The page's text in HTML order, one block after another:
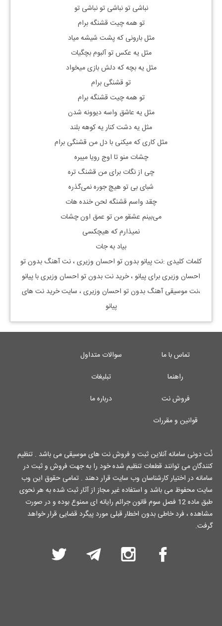
نباشی تو نباشی تو نباشی تو
تو همه چیت قشنگه برام
مثل بارونی که پشت شیشه میاد
مثل یه عکس تو آلبوم بچگیات
مثل یه بچه که دلش بازی میخواد
تو قشنگی برام
تو همه چیت قشنگه برام
مثل یه عاشق واسه دیوونه شدن
مثل یه دشت کنار یه کوهه بلند
مثل کاری که میکنی با دل من قشنگی برام
چشات منو تا اوج رویا میبره
چی از نگات برای من قشنگ تره
شبای بی تو هیچ جوره نمی‌گذره
چقد واسم قشنگه لحن خند‌ه هات
می‌بینم عشقو من تو عمق اون چشات
نمیذارم که هیچکسی
بیاد به جات
کلمات کلیدی :نت پیانوبدون تو احسان وزیری، نت آهنگ بدون تو
احسان وزیریبرای پیانو ، خرید نتبدون تو احسان وزیریبا پیانو
،نت موسیقی آهنگ بدون تو احسان وزیری، سایت خرید نت های
پیانو
تماس با ما
سوالات متداول
راهنما
تبلیغات
فروش نت
درباره ما
قوانین و مقررات
نُت دونی سامانه آنلاین ثبت و فروش نت های موسیقی می باشد . تنظیم
کنندگان می توانند قطعات تنظیم شده خود را به جهت فروش و ثبت در
سامانه در اختیار کارشناسان وب سایت قرار دهند . تمامی حقوق این وب
سایت محفوظ می باشد و استفاده غیر مجاز از آثار ثبت شده به هر نحوی
طبق ماده 12 فصل سوم قانون جرائم رایانه ای ممنوع بوده و در صورت
مشاهده ، فرد خاطی بدون اخطار قبلی مورد پیگرد قضایی قرار خواهد
گرفت.